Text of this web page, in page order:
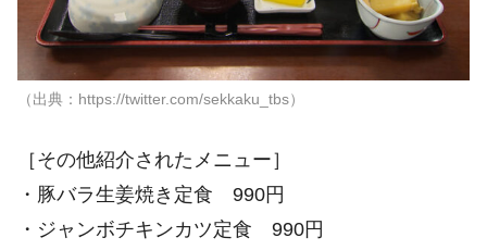
（出典：https://twitter.com/sekkaku_tbs）
［その他紹介されたメニュー］
・豚バラ生姜焼き定食 990円
・ジャンボチキンカツ定食 990円